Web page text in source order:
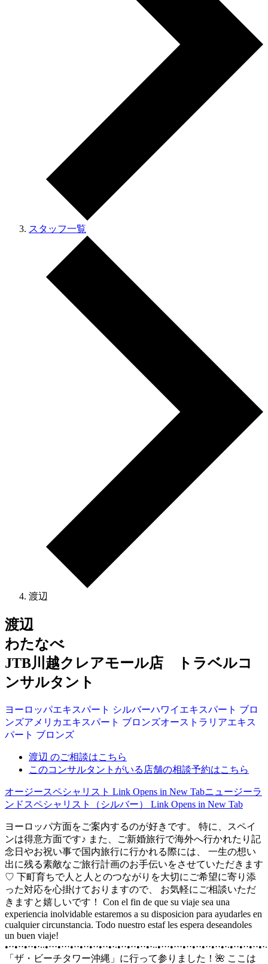
スタッフ一覧
渡辺
渡辺
わたなべ
JTB川越クレアモール店 トラベルコ
ンサルタント
ヨーロッパエキスパート シルバーハワイ エキスパート ブロ
ンズアメリカエキスパート ブロンズオーストラリアエキス
パート ブロンズ
渡辺 のご相談はこちら
このコンサルタントがいる店舗の相談予約はこちら
オージースペシャリスト Link Opens in New Tabニュージーラ
ンドスペシャリスト（シルバー）
Link Opens in New Tab
ヨーロッパ方面をご案内するのが好きです。 特に、スペイ
ンは得意方面です♪ また、ご新婚旅行で海外へ行かれたり記
念日やお祝い事で国内旅行に行かれる際には、 一生の想い
出に残る素敵なご旅行計画のお手伝いをさせていただきます
♡ 下町育ちで人と人とのつながりを大切にご希望に寄り添
った対応を心掛けておりますので、 お気軽にご相談いただ
きますと嬉しいです！ Con el fin de que su viaje sea una
experiencia inolvidable estaremos a su disposicion para ayudarles en
cualquier circunstancia. Todo nuestro estaf les espera deseandoles
un buen viaje!
「ザ・ビーチタワー沖縄」に行って参りました！🌺 ここは